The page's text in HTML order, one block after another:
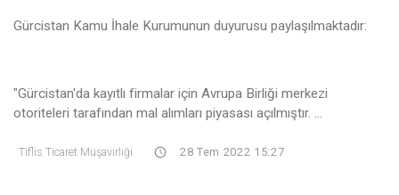
Gürcistan Kamu İhale Kurumunun duyurusu paylaşılmaktadır:
"Gürcistan'da kayıtlı firmalar için Avrupa Birliği merkezi
otoriteleri tarafından mal alımları piyasası açılmıştır. ...
Tiflis Ticaret Müşavirliği 28 Tem 2022 15:27